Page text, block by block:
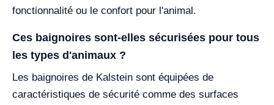
fonctionnalité ou le confort pour l'animal.
Ces baignoires sont-elles sécurisées pour tous
les types d'animaux ?
Les baignoires de Kalstein sont équipées de
caractéristiques de sécurité comme des surfaces